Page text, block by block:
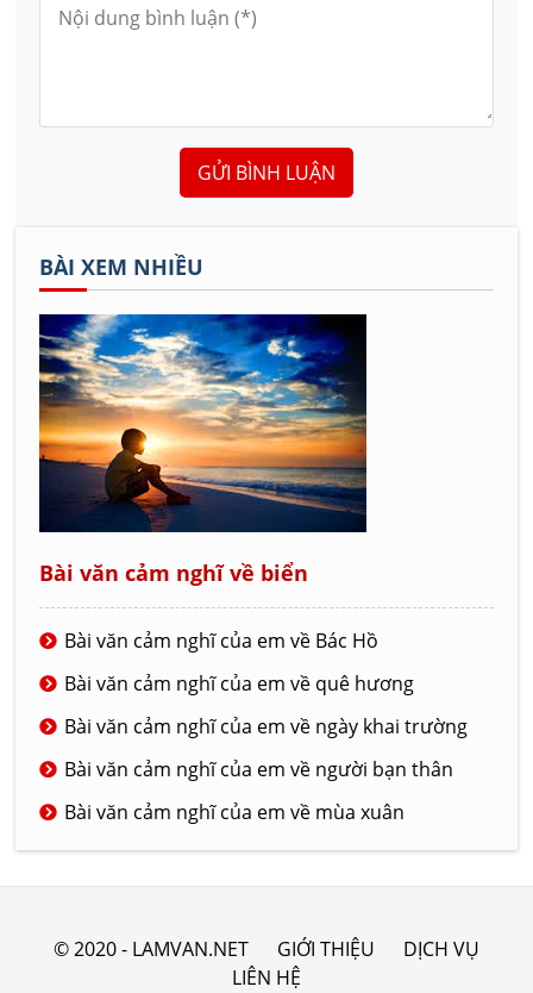
GỬI BÌNH LUẬN
BÀI XEM NHIỀU
Bài văn cảm nghĩ về biển
Bài văn cảm nghĩ của em về Bác Hồ
Bài văn cảm nghĩ của em về quê hương
Bài văn cảm nghĩ của em về ngày khai trường
Bài văn cảm nghĩ của em về người bạn thân
Bài văn cảm nghĩ của em về mùa xuân
© 2020 - LAMVAN.NET GIỚI THIỆU
DỊCH VỤ
LIÊN HỆ